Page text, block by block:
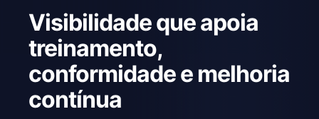
Visibilidade que apoia
treinamento,
conformidade e melhoria
contínua